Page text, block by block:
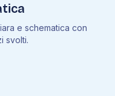
e schematica con
svolti.